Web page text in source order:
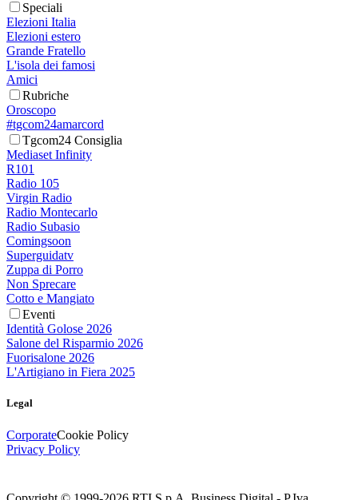
Speciali
Elezioni Italia
Elezioni estero
Grande Fratello
L'isola dei famosi
Amici
Rubriche
Oroscopo
#tgcom24amarcord
Tgcom24 Consiglia
Mediaset Infinity
R101
Radio 105
Virgin Radio
Radio Montecarlo
Radio Subasio
Comingsoon
Superguidatv
Zuppa di Porro
Non Sprecare
Cotto e Mangiato
Eventi
Identità Golose 2026
Salone del Risparmio 2026
Fuorisalone 2026
L'Artigiano in Fiera 2025
Legal
CorporateCookie Policy
Privacy Policy